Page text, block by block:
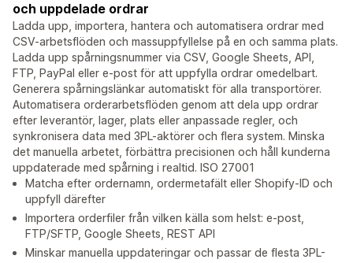
och uppdelade ordrar
Ladda upp, importera, hantera och automatisera ordrar med
CSV-arbetsflöden och massuppfyllelse på en och samma plats.
Ladda upp spårningsnummer via CSV, Google Sheets, API,
FTP, PayPal eller e-post för att uppfylla ordrar omedelbart.
Generera spårningslänkar automatiskt för alla transportörer.
Automatisera orderarbetsflöden genom att dela upp ordrar
efter leverantör, lager, plats eller anpassade regler, och
synkronisera data med 3PL-aktörer och flera system. Minska
det manuella arbetet, förbättra precisionen och håll kunderna
uppdaterade med spårning i realtid. ISO 27001
Matcha efter ordernamn, ordermetafält eller Shopify-ID och
uppfyll därefter
Importera orderfiler från vilken källa som helst: e-post,
FTP/SFTP, Google Sheets, REST API
Minskar manuella uppdateringar och passar de flesta 3PL-